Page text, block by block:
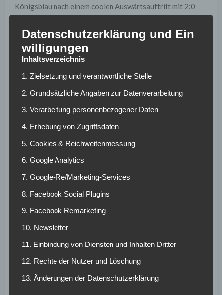
Königsblau nach einem coolen Auswärtsauftritt mit 2:0
Minuten ein 1:1 auf der Anzeigentafel. Gibt’s in der Veltins
Arena abermals eine Punkteteilung?
Schalke – Fortuna:
Quoten und Wett-
Tipps
Wer auf Unentschieden wetten will, kann die optimale
NEO.bet Wettquote von 4,45 nutzen. Ansonsten zeigen
die NEO.bet Wettangebote, dass der Gastgeber der
Wettangebot von 1,54, für den Auswärtssieg von 5,40,
verfügbar.
Wir erwarten in der 2. Bundesliga Analyse einen
Gastgeber, der die Aufstiegspartie zelebrieren will und
Verfassung. Bei aller Hochachtung vor dem Gast: Für
Düsseldorf gibt’s in der Partie nichts zu holen. Wir sehen
die Knappen nach 90 Minuten mit mindestens zwei
Treffern vorn. Gleichzeitig empfehlen wir, für die Wette
Datenschutzerklärung und Ein
willigungen
Inhaltsverzeichnis
1. Zielsetzung und verantwortliche Stelle
2. Grundsätzliche Angaben zur Datenverarbeitung
3. Verarbeitung personenbezogener Daten
4. Erhebung von Zugriffsdaten
5. Cookies & Reichweitenmessung
6. Google Analytics
7. Google-Re/Marketing-Services
8. Facebook Social Plugins
9. Facebook Remarketing
10. Newsletter
11. Einbindung von Diensten und Inhalten Dritter
12. Rechte der Nutzer und Löschung
13. Änderungen der Datenschutzerklärung